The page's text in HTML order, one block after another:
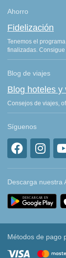
Ahorro
Fidelización
Tenemos el
finalizadas.
Blog de viajes
Blog hoteles y
Consejos de viajes,
Síguenos
Descarga nuestra
Métodos de pago